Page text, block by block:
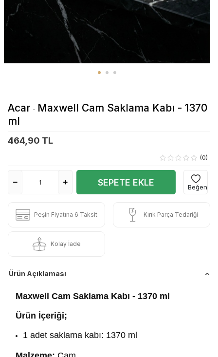
Acar - Maxwell Cam Saklama Kabı - 1370
ml
464,90 TL
(0)
SEPETE EKLE Beğen
Peşin Fiyatına 6 Taksit Kırık Parça Tedariği
Kolay İade
Ürün Açıklaması
Maxwell Cam Saklama Kabı - 1370 ml
Ürün İçeriği;
1 adet saklama kabı: 1370 ml